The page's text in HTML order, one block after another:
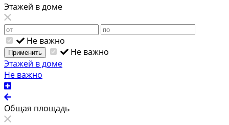
Этажей в доме
Не важно
Применить
Не важно
Этажей в доме
Не важно
Общая площадь